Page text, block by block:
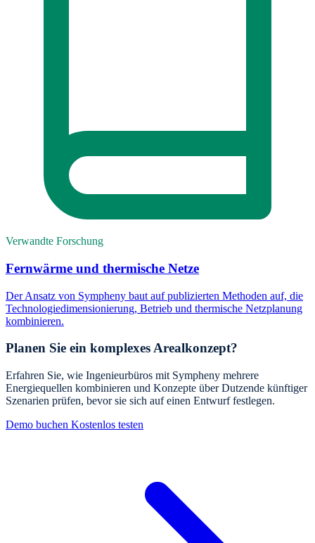
Verwandte Forschung
Fernwärme und thermische Netze
Der Ansatz von Sympheny baut auf publizierten Methoden auf, die
Technologiedimensionierung, Betrieb und thermische Netzplanung
kombinieren.
Planen Sie ein komplexes Arealkonzept?
Erfahren Sie, wie Ingenieurbüros mit Sympheny mehrere
Energiequellen kombinieren und Konzepte über Dutzende künftiger
Szenarien prüfen, bevor sie sich auf einen Entwurf festlegen.
Demo buchen Kostenlos testen